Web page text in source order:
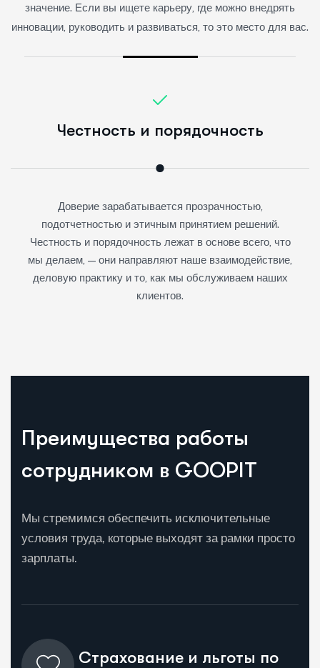
значение. Если вы ищете карьеру, где можно внедрять
инновации, руководить и развиваться, то это место для вас.
Социальная ответственность
Успех измеряется не только ростом бизнеса, но и
позитивным влиянием, которое мы оказываем на
общество. Мы стремимся быть ответственным
корпоративным гражданином, используя наш опыт и
ресурсы для внесения значимых изменений в
сообщества, которым мы служим.
Преимущества работы
сотрудником в GOOPIT
Мы стремимся обеспечить исключительные
условия труда, которые выходят за рамки просто
зарплаты.
Страхование и льготы по